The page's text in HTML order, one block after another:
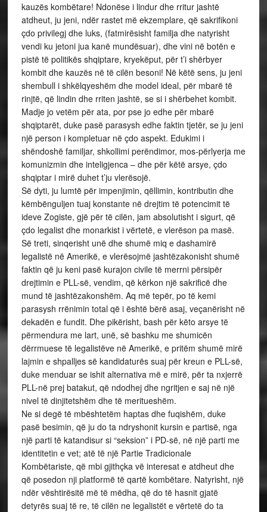
kauzës kombëtare! Ndonëse i lindur dhe rritur jashtë
atdheut, ju jeni, ndër rastet më ekzemplare, që sakrifikoni
çdo privilegj dhe luks, (fatmirësisht familja dhe natyrisht
vendi ku jetoni jua kanë mundësuar), dhe vini në botën e
pistë të politikës shqiptare, kryekëput, për t’i shërbyer
kombit dhe kauzës në të cilën besoni! Në këtë sens, ju jeni
shembull i shkëlqyeshëm dhe model ideal, për mbarë të
rinjtë, që lindin dhe rriten jashtë, se si i shërbehet kombit.
Madje jo vetëm për ata, por pse jo edhe për mbarë
shqiptarët, duke pasë parasysh edhe faktin tjetër, se ju jeni
një person i kompletuar në çdo aspekt. Edukimi i
shëndoshë familjar, shkollimi perëndimor, mos-përlyerja me
komunizmin dhe inteligjenca – dhe për këtë arsye, çdo
shqiptar i mirë duhet t’ju vlerësojë.
Së dyti, ju lumtë për impenjimin, qëllimin, kontributin dhe
këmbënguljen tuaj konstante në drejtim të potencimit të
ideve Zogiste, gjë për të cilën, jam absolutisht i sigurt, që
çdo legalist dhe monarkist i vërtetë, e vlerëson pa masë.
Së treti, sinqerisht unë dhe shumë miq e dashamirë
legalistë në Amerikë, e vlerësojmë jashtëzakonisht shumë
faktin që ju keni pasë kurajon civile të merrni përsipër
drejtimin e PLL-së, vendim, që kërkon një sakrificë dhe
mund të jashtëzakonshëm. Aq më tepër, po të kemi
parasysh rrënimin total që i është bërë asaj, veçanërisht në
dekadën e fundit. Dhe pikërisht, bash për këto arsye të
përmendura me lart, unë, së bashku me shumicën
dërrmuese të legalistëve në Amerikë, e pritëm shumë mirë
lajmin e shpalljes së kandidaturës suaj për kreun e PLL-së,
duke menduar se ishit alternativa më e mirë, për ta nxjerrë
PLL-në prej batakut, që ndodhej dhe ngritjen e saj në një
nivel të dinjitetshëm dhe të meritueshëm.
Ne si degë të mbështetëm haptas dhe fuqishëm, duke
pasë besimin, që ju do ta ndryshonit kursin e partisë, nga
një parti të katandisur si “seksion” i PD-së, në një parti me
identitetin e vet; atë të një Partie Tradicionale
Kombëtariste, që mbi gjithçka vë interesat e atdheut dhe
që posedon nji platformë të qartë kombëtare. Natyrisht, një
ndër vështirësitë më të mëdha, që do të hasnit gjatë
detyrës suaj të re, të cilën ne legalistët e vërtetë do ta